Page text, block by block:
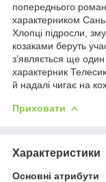
попереднього
характерником
Хлопці підросли,
козаками беруть
з’являється ще
характерник
й надалі чигає на
Приховати
Характеристики
Основні атрибути